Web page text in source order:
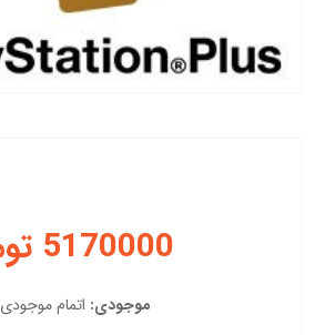
5170000 تومان
موجودی: اتمام موجودی